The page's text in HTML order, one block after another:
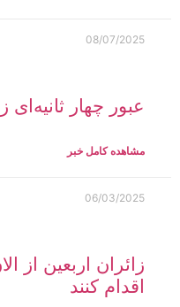
08/07/2025
عبور چهار ثانیه‌ای
مشاهده کامل خبر
06/03/2025
زائران اربعین از
اقدام کنند